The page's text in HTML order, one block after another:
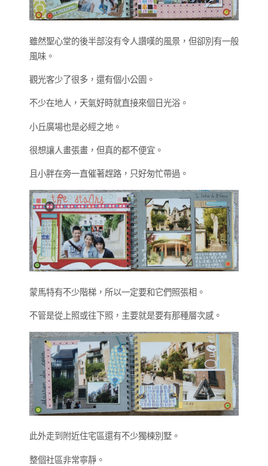
雖然聖心堂的後半部沒有令人讚嘆的風景，但卻別有一般
風味。
觀光客少了很多，還有個小公園。
不少在地人，天氣好時就直接來個日光浴。
小丘廣場也是必經之地。
很想讓人畫張畫，但真的都不便宜。
且小胖在旁一直催著趕路，只好匆忙帶過。
蒙馬特有不少階梯，所以一定要和它們照張相。
不管是從上照或往下照，主要就是要有那種層次感。
此外走到附近住宅區還有不少獨棟別墅。
整個社區非常寧靜。